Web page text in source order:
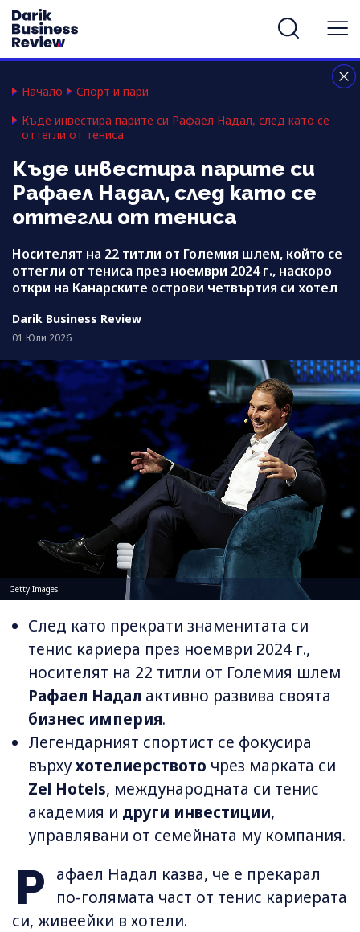
Начало
Спорт и пари
Къде инвестира парите си Рафаел Надал, след като се
оттегли от тениса
Къде инвестира парите си
Рафаел Надал, след като се
оттегли от тениса
Носителят на 22 титли от Големия шлем, който се
оттегли от тениса през ноември 2024 г., наскоро
откри на Канарските острови четвъртия си хотел
Darik Business Review
01 Юли 2026
Getty Images
След като прекрати знаменитата си
тенис кариера през ноември 2024 г.,
носителят на 22 титли от Големия шлем
Рафаел Надал активно развива своята
бизнес империя.
Легендарният спортист се фокусира
върхухотелиерството чрез марката си
Zel Hotels, международната си тенис
академия и други инвестиции,
управлявани от семейната му компания.
Р
афаел Надал казва, че е прекарал
по-голямата част от тенис кариерата
си, живеейки в хотели.